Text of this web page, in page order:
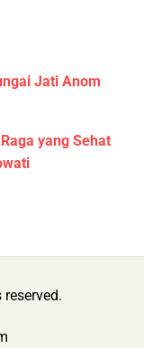
Jati Anom
yang Sehat